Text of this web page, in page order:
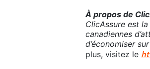
À propos de
ClicAssure est
canadiennes
d’économiser
plus, visitez le